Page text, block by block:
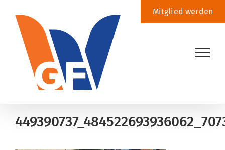
Inhalt
springen
Mitglied werden